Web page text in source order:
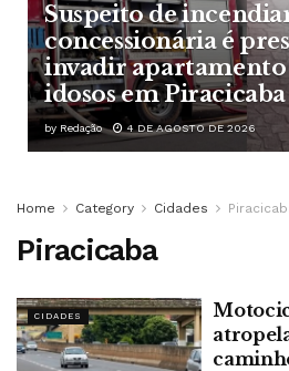
Suspeito de
concessionária é
invadir apartamento
idosos em Piracicaba
by Redação 4 DE AGOSTO DE 2026
Home Category Cidades
Piracicaba
CIDADES